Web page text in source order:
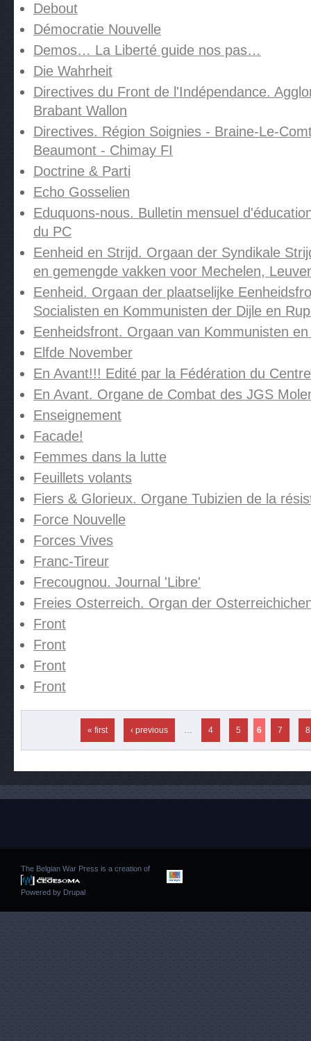
Debout
Démocratie Nouvelle
Demos… La Liberté guide nos pas…
Die Wahrheit
Directives du Front de l'Indépendance.
Brabant Wallon
Directives. Région Soignies - Braine-Le-
Beaumont - Chimay FI
Doctrine & Parti
Echo Gosselien
Eduquons-nous. Bulletin mensuel
du PC
Eenheid en Strijd. Orgaan der Syndikale
en gemengde vakken voor Mechelen,
Eenheid. Orgaan der plaatselijke
Socialisten en Kommunisten der Dijle en
Eenheidsfront. Orgaan van Kommunisten
Elfde November
En Avant!!! Edité par la Fédération du
En Avant. Organe de Combat des JGS
Enseignement
Facade!
Femmes dans la lutte
Feuillets volants
Fiers & Glorieux. Organe Tubizien de la
Force Nouvelle
Forces Vives
Franc-Tireur
Frecougnou. Journal 'Libre'
Freies Osterreich. Organ der
Front
Front
Front
Front
« first ‹ previous … 4 5 6 7 8
The Belgian War Press is a creation of
Powered by Drupal